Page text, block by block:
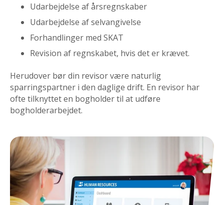
Udarbejdelse af årsregnskaber
Udarbejdelse af selvangivelse
Forhandlinger med SKAT
Revision af regnskabet, hvis det er krævet.
Herudover bør din revisor være naturlig
sparringspartner i den daglige drift. En revisor har
ofte tilknyttet en bogholder til at udføre
bogholderarbejdet.